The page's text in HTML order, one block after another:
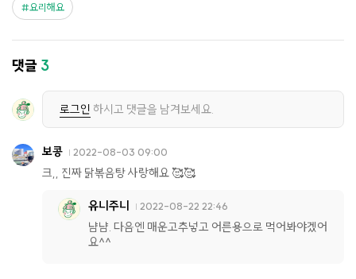
요리해요
댓글 3
로그인 하시고 댓글을 남겨보세요.
보콩 2022-08-03 09:00
크,, 진짜 닭볶음탕 사랑해요 🥰🥰
유니주니 2022-08-22 22:46
냠냠. 다음엔 매운고추넣고 어른용으로 먹어봐야겠어
요^^